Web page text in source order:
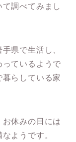
調べてみまし
県で生活し、
ているようで
らしている家
休みの日には
ようです。